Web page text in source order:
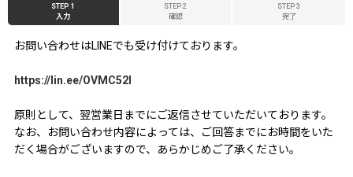
STEP 1
入力
STEP 2
確認
STEP 3
完了
お問い合わせはLINEでも受け付けております。
https://lin.ee/OVMC52l
原則として、翌営業日までにご返信させていただいております。
なお、お問い合わせ内容によっては、ご回答までにお時間をいた
だく場合がございますので、あらかじめご了承ください。